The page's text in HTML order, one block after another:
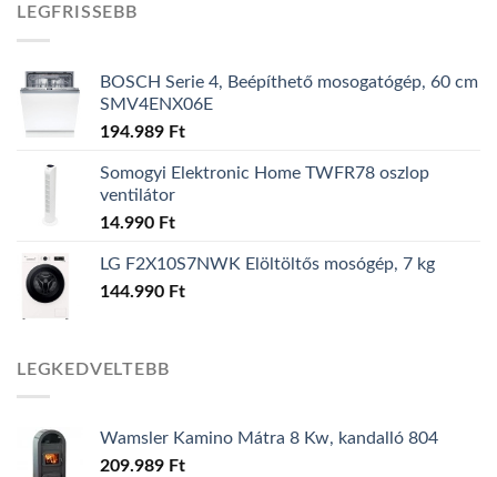
LEGFRISSEBB
BOSCH Serie 4, Beépíthető mosogatógép, 60 cm
SMV4ENX06E
194.989 Ft
Somogyi Elektronic Home TWFR78 oszlop
ventilátor
14.990 Ft
LG F2X10S7NWK Elöltöltős mosógép, 7 kg
144.990 Ft
LEGKEDVELTEBB
Wamsler Kamino Mátra 8 Kw, kandalló 804
209.989 Ft